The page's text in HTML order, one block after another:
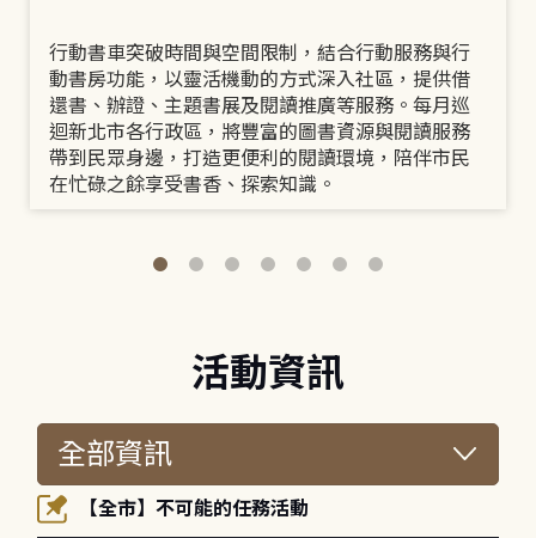
行動書車突破時間與空間限制，結合行動服務與行
動書房功能，以靈活機動的方式深入社區，提供借
還書、辦證、主題書展及閱讀推廣等服務。每月巡
迴新北市各行政區，將豐富的圖書資源與閱讀服務
帶到民眾身邊，打造更便利的閱讀環境，陪伴市民
在忙碌之餘享受書香、探索知識。
活動資訊
【全市】不可能的任務活動